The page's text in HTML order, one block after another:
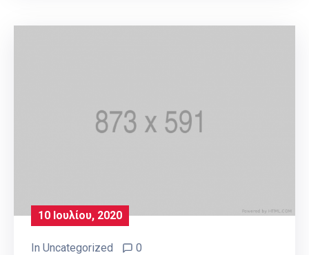
10 Ιουλίου, 2020
In Uncategorized 0